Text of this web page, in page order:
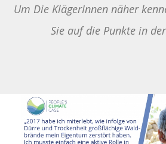
Um Die KlägerInnen näher
Sie auf die Punkte in